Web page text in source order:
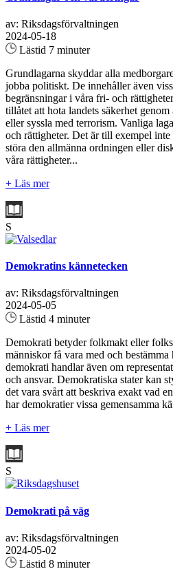
av: Riksdagsförvaltningen
2024-05-18
Lästid 7 minuter
Grundlagarna skyddar alla
jobba politiskt. De innehåller även
begränsningar i våra fri- och
tillåtet att hota landets säkerhet
eller syssla med terrorism. Vanliga
och rättigheter. Det är till exempel
störa den allmänna ordningen eller
våra rättigheter...
+ Läs mer
S
Demokratins kännetecken
av: Riksdagsförvaltningen
2024-05-05
Lästid 4 minuter
Demokrati betyder folkmakt eller
människor få vara med och
demokrati handlar även om
och ansvar. Demokratiska stater kan
det vara svårt att beskriva exakt vad
har demokratier vissa gemensamma
+ Läs mer
S
Demokrati på väg
av: Riksdagsförvaltningen
2024-05-02
Lästid 8 minuter